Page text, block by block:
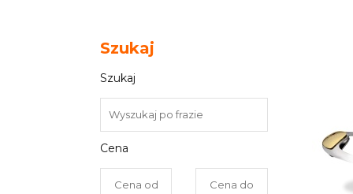
Szukaj
Szukaj
Cena